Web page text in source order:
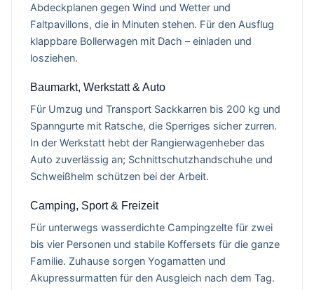
Abdeckplanen gegen Wind und Wetter und
Faltpavillons, die in Minuten stehen. Für den Ausflug
klappbare Bollerwagen mit Dach – einladen und
losziehen.
Baumarkt, Werkstatt & Auto
Für Umzug und Transport Sackkarren bis 200 kg und
Spanngurte mit Ratsche, die Sperriges sicher zurren.
In der Werkstatt hebt der Rangierwagenheber das
Auto zuverlässig an; Schnittschutzhandschuhe und
Schweißhelm schützen bei der Arbeit.
Camping, Sport & Freizeit
Für unterwegs wasserdichte Campingzelte für zwei
bis vier Personen und stabile Koffersets für die ganze
Familie. Zuhause sorgen Yogamatten und
Akupressurmatten für den Ausgleich nach dem Tag.